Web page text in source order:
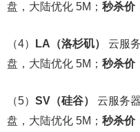
盘，大陆优化 5M； 秒杀价
（4） LA （洛杉矶）
云服
盘，大陆优化 5M； 秒杀价
（5） SV （硅谷）
云服务
盘，大陆优化 5M； 秒杀价